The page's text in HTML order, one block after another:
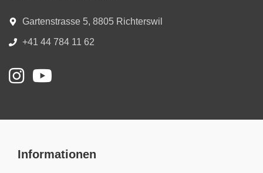
Gartenstrasse 5, 8805 Richterswil
+41 44 784 11 62
Informationen